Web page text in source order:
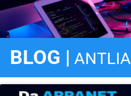
BLOG | ANTLIA